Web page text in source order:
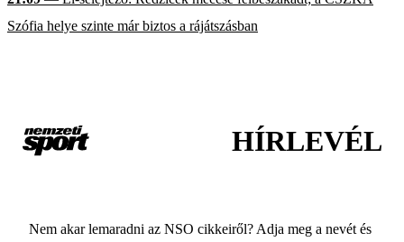
Szófia helye szinte már biztos a rájátszásban
HÍRLEVÉL
Nem akar lemaradni az NSO cikkeiről? Adja meg a nevét és